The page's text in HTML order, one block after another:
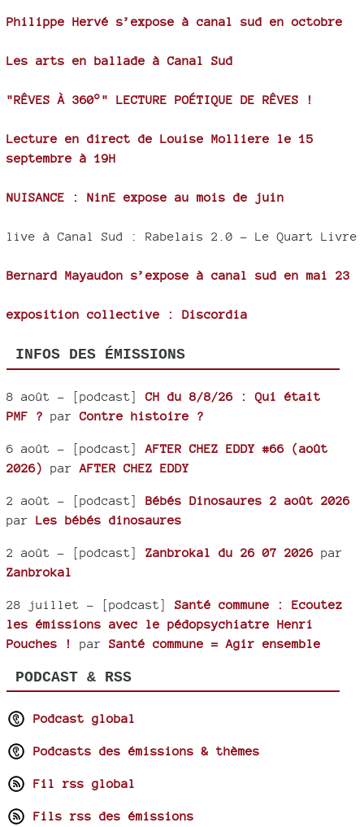
Philippe Hervé s’expose à canal sud en octobre
Les arts en ballade à Canal Sud
"RÊVES À 360°" LECTURE POÉTIQUE DE RÊVES !
Lecture en direct de Louise Molliere le 15
septembre à 19H
NUISANCE : NinE expose au mois de juin
live à Canal Sud : Rabelais 2.0 - Le Quart Livre
Bernard Mayaudon s’expose à canal sud en mai 23
exposition collective : Discordia
INFOS DES ÉMISSIONS
8 août - [podcast]CH du 8/8/26 : Qui était
PMF ? parContre histoire ?
6 août - [podcast] AFTER CHEZ EDDY #66 (août
2026)
par AFTER CHEZ EDDY
2 août - [podcast] Bébés Dinosaures 2 août 2026
par Les bébés dinosaures
2 août - [podcast] Zanbrokal du 26 07 2026 par
Zanbrokal
28 juillet - [podcast] Santé commune : Ecoutez
les émissions avec le pédopsychiatre Henri
Pouches !
par Santé commune = Agir ensemble
PODCAST & RSS
Podcast global
Podcasts des émissions & thèmes
Fil rss global
Fils rss des émissions